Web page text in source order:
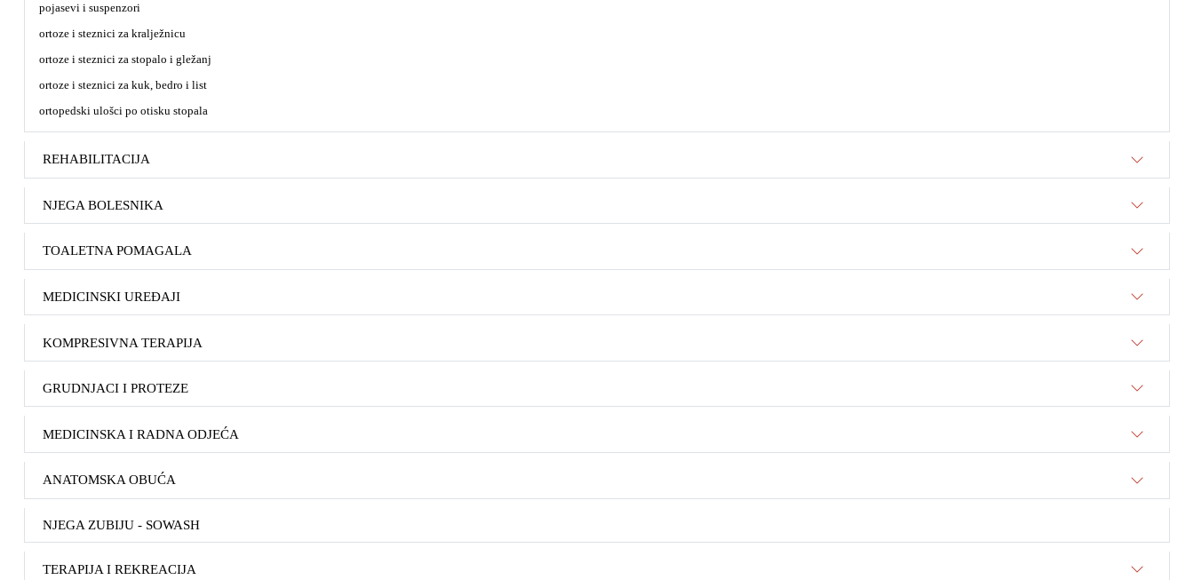
pojasevi i suspenzori
ortoze i steznici za kralježnicu
ortoze i steznici za stopalo i gležanj
ortoze i steznici za kuk, bedro i list
ortopedski ulošci po otisku stopala
REHABILITACIJA
NJEGA BOLESNIKA
TOALETNA POMAGALA
MEDICINSKI UREĐAJI
KOMPRESIVNA TERAPIJA
GRUDNJACI I PROTEZE
MEDICINSKA I RADNA ODJEĆA
ANATOMSKA OBUĆA
NJEGA ZUBIJU - SOWASH
TERAPIJA I REKREACIJA